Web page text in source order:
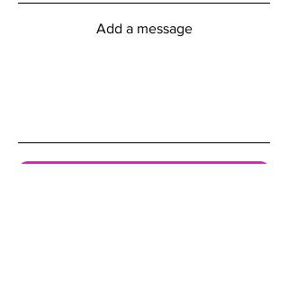
Add a message